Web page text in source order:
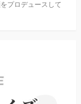
プロデュースして